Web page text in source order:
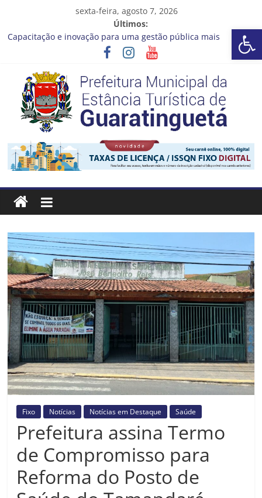
Barra de Ferramentas Aberta
sexta-feira, agosto 7, 2026
Últimos:
Capacitação e inovação para uma gestão pública mais
Seu próximo emprego pode estar mais perto do que você
imagina
Novo curso no Qualifica Guará
Prefeitura de Guaratinguetá divulga novo cronograma dos
editais da PNAB
Guaratinguetá realizará ação de vacinação contra a Febre
Amarela na região da Rocinha
Prefeitura
Estância
Turística
Guaratinguetá
Prefeitura
Estância
Turística
Guaratinguetá
Fixo Notícias Notícias em Destaque Saúde
Prefeitura assina Termo
de Compromisso para
Reforma do Posto de